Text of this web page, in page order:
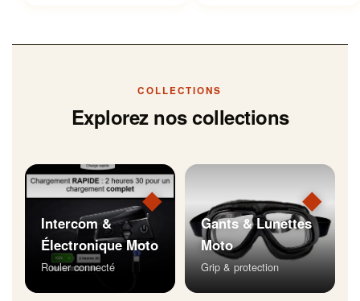
COLLECTIONS
Explorez nos collections
◆
Intercom &
Électronique Moto
Rouler connecté
◆
Gants & Lunettes
Moto
Grip & protection